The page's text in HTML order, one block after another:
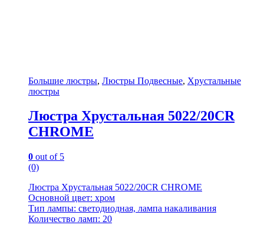
Большие люстры, Люстры Подвесные, Хрустальные
люстры
Люстра Хрустальная 5022/20CR
CHROME
0 out of 5
(0)
Люстра Хрустальная 5022/20CR CHROME
Основной цвет: хром
Тип лампы: светодиодная, лампа накаливания
Количество ламп: 20